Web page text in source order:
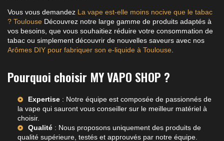
Vous vous demandez La vape est-elle moins nocive que le tabac
? Toulouse Découvrez notre large gamme de produits adaptés à
vos besoins, que vous souhaitiez réduire votre consommation de
tabac ou simplement découvrir de nouvelles saveurs avec nos
Arômes DIY pour fabriquer son e-liquide à Toulouse
Pourquoi choisir MY VAPO SHOP ?
Expertise : Notre équipe est composée de passionnés de
la vape qui sauront vous conseiller sur le meilleur matériel à
choisir.
Qualité : Nous proposons uniquement des produits de
qualité supérieure, testés et approuvés par notre équipe.